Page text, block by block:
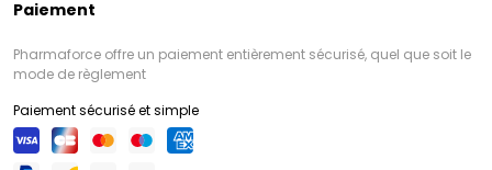
Paiement
Pharmaforce offre un paiement entièrement sécurisé, quel que soit le
mode de règlement
Paiement sécurisé et simple